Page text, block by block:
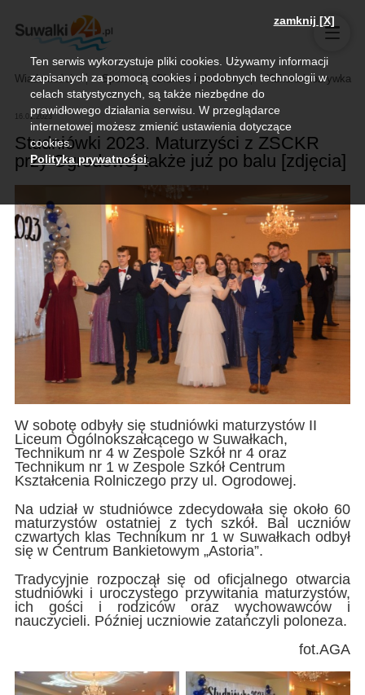
Wiadomości Sport Biznes, rolnictwo Kultura i rozrywka
16.01.2023
Studniówki 2023. Maturzyści z ZSCKR
przy Ogrodowej także już po balu [zdjęcia]
W sobotę odbyły się studniówki maturzystów II
Liceum Ogólnokszałcącego w Suwałkach,
Technikum nr 4 w Zespole Szkół nr 4 oraz
Technikum nr 1 w Zespole Szkół Centrum
Kształcenia Rolniczego przy ul. Ogrodowej.
Na udział w studniówce zdecydowała się około 60
maturzystów ostatniej z tych szkół. Bal uczniów
czwartych klas Technikum nr 1 w Suwałkach odbył
się w Centrum Bankietowym „Astoria”.
Tradycyjnie rozpoczął się od oficjalnego otwarcia
studniówki i uroczystego przywitania maturzystów,
ich gości i rodziców oraz wychowawców i
nauczycieli. Później uczniowie zatańczyli poloneza.
fot.AGA
zamknij [X]
Ten serwis wykorzystuje pliki cookies. Używamy informacji
zapisanych za pomocą cookies i podobnych technologii w
celach statystycznych, są także niezbędne do
prawidłowego działania serwisu. W przeglądarce
internetowej możesz zmienić ustawienia dotyczące
cookies.
Polityka prywatności.